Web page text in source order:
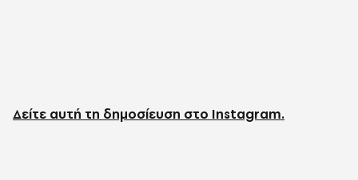
Δείτε αυτή τη δημοσίευση στο Instagram.